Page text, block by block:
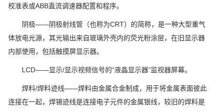
校准表或ABB直流调速器配置和程序。
阴极——阴极射线管（也称为CRT）的简称，是一种大型重气
体放电光源，其光输出来自玻璃外壳内的荧光粉涂层，在旧显示器
内部使用，包括触摸屏显示器。
LCD——显示/显示视频信号的“液晶显示器”监视器屏幕。
焊料/焊料迹线——焊料由金属合金制成，用于将金属表面彼此
连接在一起，焊锡迹线是连接电子元件的金属银线，较旧的焊料是